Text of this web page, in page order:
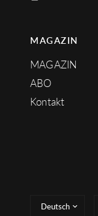
MAGAZIN
MAGAZIN
ABO
Kontakt
Land/Region